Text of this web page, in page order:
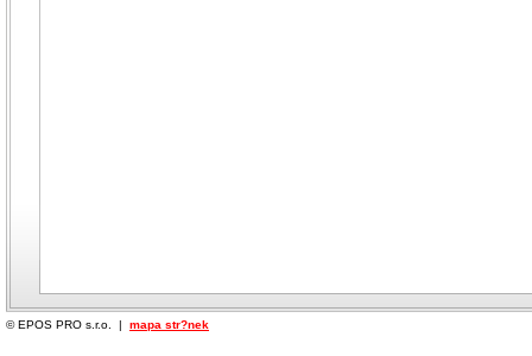
© EPOS PRO s.r.o. | mapa str?nek